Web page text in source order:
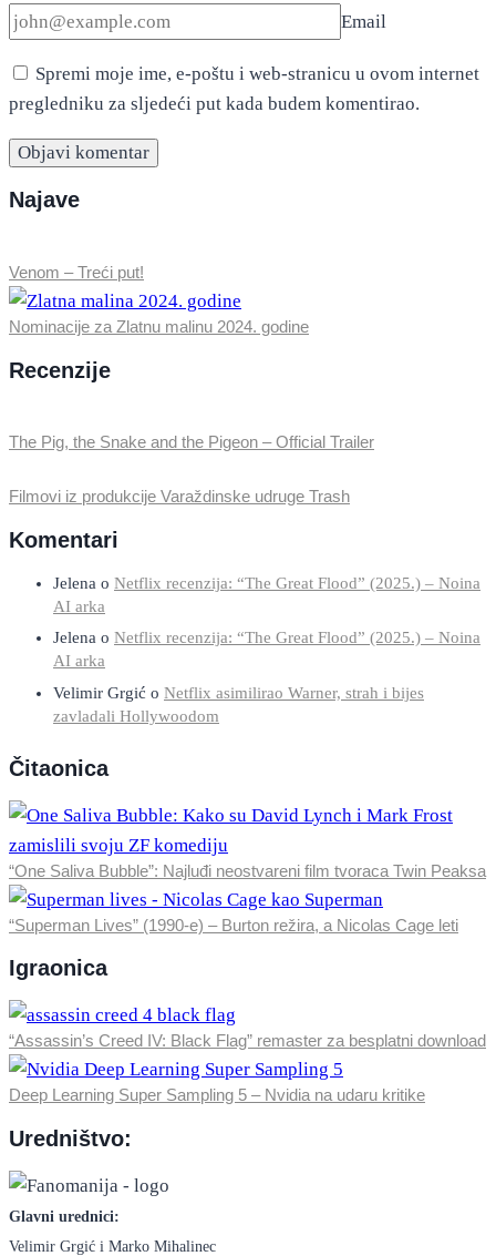
Email
Spremi moje ime, e-poštu i web-stranicu u ovom internet
pregledniku za sljedeći put kada budem komentirao.
Najave
Venom – Treći put!
Nominacije za Zlatnu malinu 2024. godine
Recenzije
The Pig, the Snake and the Pigeon – Official Trailer
Filmovi iz produkcije Varaždinske udruge Trash
Komentari
Jelena o Netflix recenzija: “The Great Flood” (2025.) – Noina
AI arka
Jelena o Netflix recenzija: “The Great Flood” (2025.) – Noina
AI arka
Velimir Grgić o Netflix asimilirao Warner, strah i bijes
zavladali Hollywoodom
Čitaonica
“One Saliva Bubble”: Najluđi neostvareni film tvoraca Twin Peaksa
“Superman Lives” (1990-e) – Burton režira, a Nicolas Cage leti
Igraonica
“Assassin’s Creed IV: Black Flag” remaster za besplatni download
Deep Learning Super Sampling 5 – Nvidia na udaru kritike
Uredništvo:
Glavni urednici:
Velimir Grgić i Marko Mihalinec